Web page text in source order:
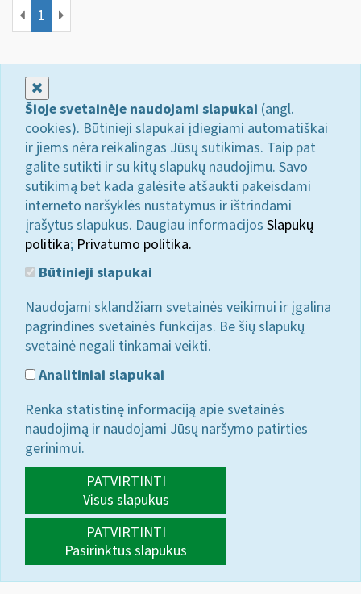
1
Šioje svetainėje naudojami slapukai (angl.
cookies). Būtinieji slapukai įdiegiami automatiškai
ir jiems nėra reikalingas Jūsų sutikimas. Taip pat
galite sutikti ir su kitų slapukų naudojimu. Savo
sutikimą bet kada galėsite atšaukti pakeisdami
interneto naršyklės nustatymus ir ištrindami
įrašytus slapukus. Daugiau informacijos Slapukų
politika; Privatumo politika.
Būtinieji slapukai
Naudojami sklandžiam svetainės veikimui ir įgalina
pagrindines svetainės funkcijas. Be šių slapukų
svetainė negali tinkamai veikti.
Analitiniai slapukai
Renka statistinę informaciją apie svetainės
naudojimą ir naudojami Jūsų naršymo patirties
gerinimui.
PATVIRTINTI
Visus slapukus
PATVIRTINTI
Pasirinktus slapukus